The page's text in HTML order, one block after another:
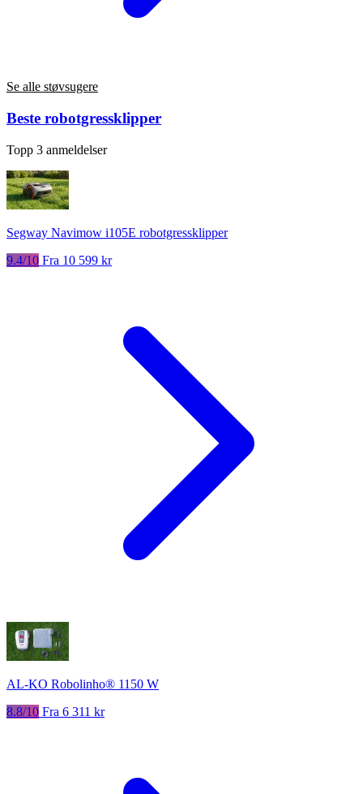
Se alle støvsugere
Beste robotgressklipper
Topp 3 anmeldelser
Segway Navimow i105E robotgressklipper
9.4/10 Fra 10 599 kr
AL-KO Robolinho® 1150 W
8.8/10 Fra 6 311 kr